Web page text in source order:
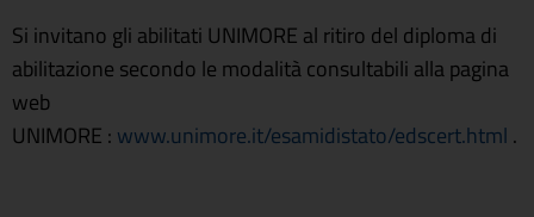
Si invitano gli abilitati UNIMORE al ritiro del diploma di
abilitazione secondo le modalità consultabili alla pagina
web
UNIMORE : www.unimore.it/esamidistato/edscert.html .